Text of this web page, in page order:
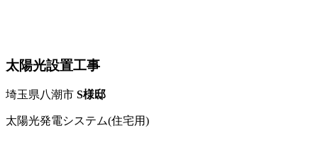
太陽光設置工事
埼玉県八潮市 S様邸
太陽光発電システム(住宅用)